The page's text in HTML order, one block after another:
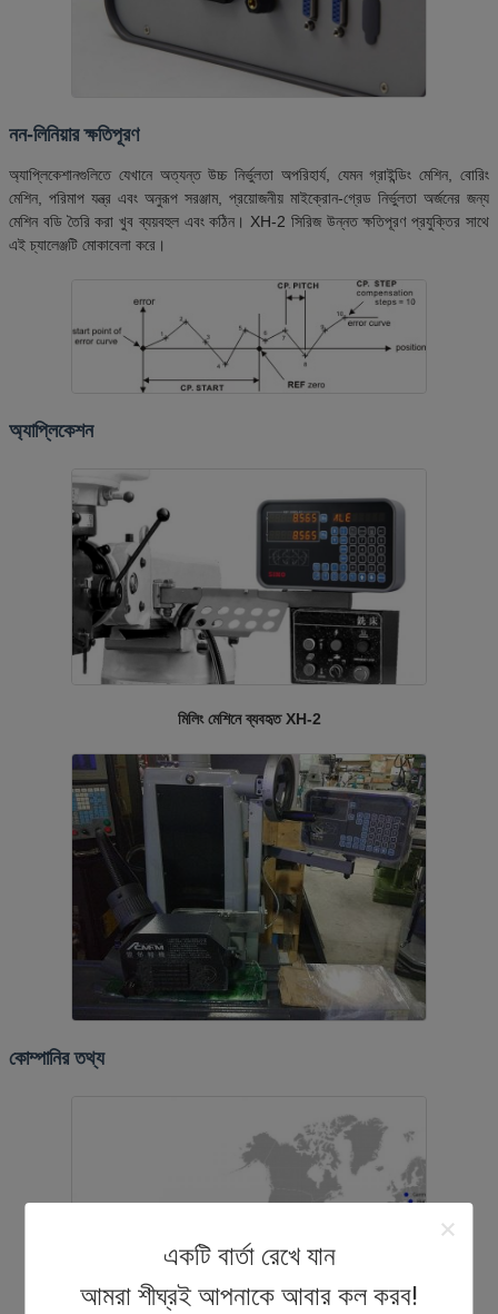
একটি বার্তা রেখে যান
আমরা শীঘ্রই আপনাকে আবার কল করব!
নন-লিনিয়ার ক্ষতিপূরণ
অ্যাপ্লিকেশানগুলিতে যেখানে অত্যন্ত উচ্চ নির্ভুলতা অপরিহার্য, যেমন গ্রাইন্ডিং মেশিন, বোরিং
মেশিন, পরিমাপ যন্ত্র এবং অনুরূপ সরঞ্জাম, প্রয়োজনীয় মাইক্রোন-গ্রেড নির্ভুলতা অর্জনের জন্য
মেশিন বডি তৈরি করা খুব ব্যয়বহুল এবং কঠিন। XH-2 সিরিজ উন্নত ক্ষতিপূরণ প্রযুক্তির সাথে
এই চ্যালেঞ্জটি মোকাবেলা করে।
অ্যাপ্লিকেশন
মিলিং মেশিনে ব্যবহৃত XH-2
কোম্পানির তথ্য